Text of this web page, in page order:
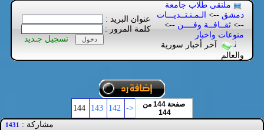
ملتقى طلاب جامعة
دمشق --> الـمـنـتــديـــات
--> ثقــافــة وفــــن -->
منوعات واخبار
آخر أخبار سورية
والعالم
عنوان البريد :
كلمة المرور :
تسجيل جـديد
صفحة 144 من
144
<-
مشاركة :
1431